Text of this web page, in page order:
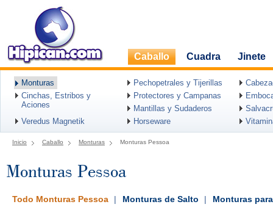
Caballo Cuadra Jinete
Monturas Pechopetrales y Tijerillas
Cinchas, Estribos y
Aciones
Protectores y Campanas
Mantillas y Sudaderos
Veredus Magnetik
Horseware
Inicio Caballo Monturas Monturas Pessoa
Monturas Pessoa
Todo Monturas Pessoa | Monturas de Salto | Monturas